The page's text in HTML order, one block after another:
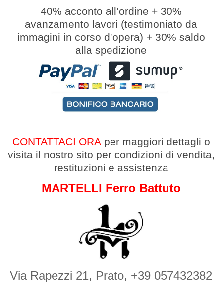
40% acconto all’ordine + 30%
avanzamento lavori (testimoniato da
immagini in corso d’opera) + 30% saldo
alla spedizione
CONTATTACI ORAper maggiori dettagli o
visita il nostro sito per condizioni di vendita,
restituzioni e assistenza
MARTELLI Ferro Battuto
Via Rapezzi 21, Prato, +39 057432382